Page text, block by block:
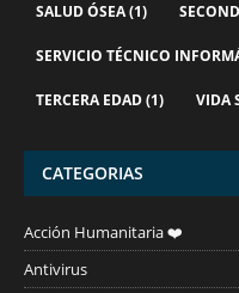
SALUD ÓSEA(1)
SERVICIO TÉCNICO
TERCERA EDAD(1) VIDA
CATEGORIAS
Acción Humanitaria ❤️
Antivirus